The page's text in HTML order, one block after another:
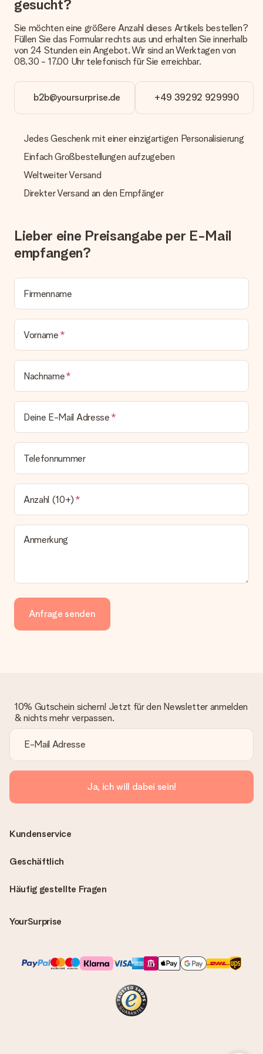
Zahlung
Wie kann ich meine Bestellung bezahlen?
Wir bieten die folgenden Zahlungsoptionen an: Vorauskasse
mit normaler Überweisung, Sofortüberweisung, Paypal,
manuellen Überweisung verlängert sich die Lieferzeit des
Geschenks jedoch um 3 Werktage.
Geschenk empfangen
Was, wenn das Geschenk meine Erwartungen nicht
Sollte das Geschenk wider Erwarten deine Erwartungen nicht
erfüllen, bitten wir dich, unseren Kundenservice zu
kontaktieren. Dort wird dir umgehend ein passender
Lösungsvorschlag unterbreitet.
Lieferschein. Die Rechnung zu deiner Bestellung erhältst du
zeitgleich mit der Bestätigungsmail und kannst sie jederzeit in
deinem MySurprise Account einsehen. Du kannst das
bleibt eine echte Überraschung!
gesucht?
Sie möchten eine größere Anzahl dieses Artikels bestellen?
Füllen Sie das Formular rechts aus und erhalten Sie innerhalb
von 24 Stunden ein Angebot. Wir sind an Werktagen von
08.30 - 17.00 Uhr telefonisch für Sie erreichbar.
b2b@yoursurprise.de +49 39292 929990
Jedes Geschenk mit einer einzigartigen Personalisierung
Einfach Großbestellungen aufzugeben
Weltweiter Versand
Direkter Versand an den Empfänger
Lieber eine Preisangabe per E-Mail
empfangen?
Firmenname
Vorname
Nachname
Deine E-Mail Adresse
Telefonnummer
Anzahl (10+)
Anmerkung
Anfrage senden
10% Gutschein sichern! Jetzt für den Newsletter anmelden
& nichts mehr verpassen.
Ja, ich will dabei sein!
Häufig gestellte Fragen
YourSurprise
Kundenservice
Geschäftlich